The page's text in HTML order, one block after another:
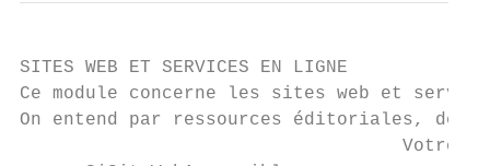
SITES WEB ET SERVICES EN LIGNE
Ce module concerne les sites web et
On entend par ressources éditoriales, des
Votre